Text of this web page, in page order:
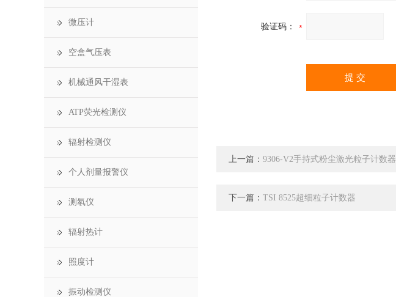
验证码：
上一篇： 9306-V2手持式粉尘激光粒子计数器
下一篇： TSI 8525超细粒子计数器
微压计
空盒气压表
机械通风干湿表
ATP荧光检测仪
辐射检测仪
个人剂量报警仪
测氡仪
辐射热计
照度计
振动检测仪